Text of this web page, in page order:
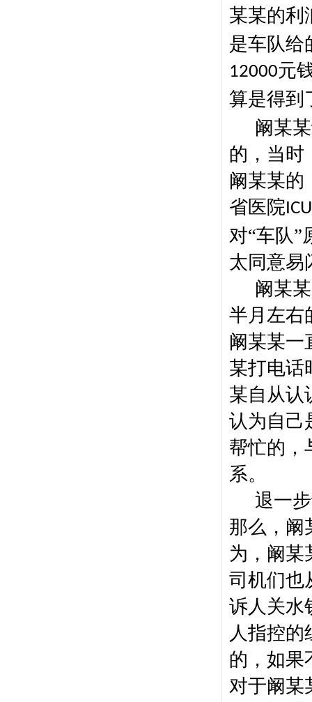
某某的利
是车队给
12000元
算是得到
阚某
的，当时
阚某某的
省医院ICU
对“车队”
太同意易
阚某
半月左右
阚某某一
某打电话
某自从认
认为自己
帮忙的，
系。
退一
那么，阚
为，阚某
司机们也
诉人关水
人指控的
的，如果
对于阚某